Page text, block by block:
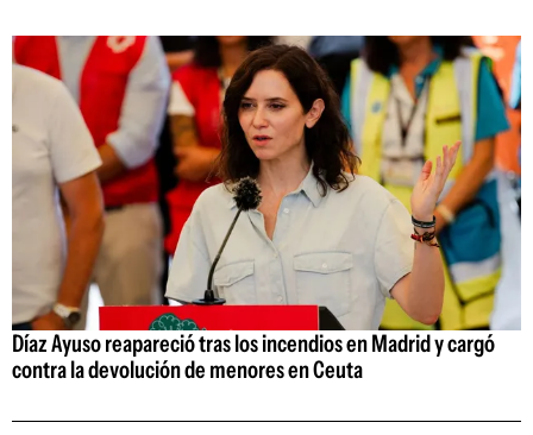
Díaz Ayuso reapareció tras los incendios en Madrid y cargó
contra la devolución de menores en Ceuta